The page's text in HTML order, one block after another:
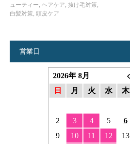
ューティー, ヘアケア, 抜け毛対策,
白髪対策, 頭皮ケア
営業日
2026年 8月
日
月 火 水 木
2
3 4 5 6
9
10 11 12 13